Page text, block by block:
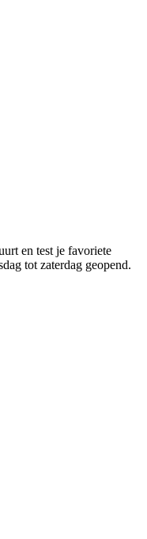
en test je favoriete
tot zaterdag geopend.